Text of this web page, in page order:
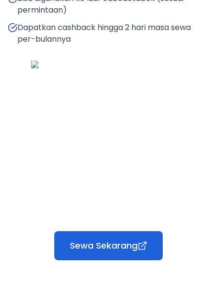
permintaan)
Dapatkan cashback hingga 2 hari masa sewa
per-bulannya
Sewa Sekarang